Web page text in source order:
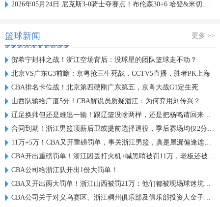
2026年05月24日 尼克斯3-0骑士夺赛点！布伦森30+6 哈登&米切尔合计11失误
篮球新闻 更多 >>
贺希宁封神之战！浙江空场背后：没球星的团队篮球走不动？
北京VS广东G3前瞻：京粤抢三生死战，CCTV5直播，胜者PK上海
CBA排名卡位战！北京第四硬刚广东第五，京粤大战G1定生死
山西队输给广厦5分！CBA解说员质疑潘江：为何弃用刘传兴？
辽足换帅但还是难逃一输！跟辽篮没啥两样，还是把杨鸣请回来吧？
合同到期！浙江男篮顶薪后卫或提前选择退役，季后赛场均仅2分3板
11万+5万！CBA又开重磅罚单，事关浙江男篮，真是屋漏偏逢连夜雨
CBA开出重磅罚单！浙江因丢打火机+喊黑哨被罚11万，老板还被禁赛
CBA公司给浙江队开出1份大罚单！
CBA又开出两大罚单！浙江山西被罚21万：他们都被现场球迷坑惨了
CBA公司关于对义乌赛区、浙江稠州俱乐部及俱乐部投资人金子军处罚的函